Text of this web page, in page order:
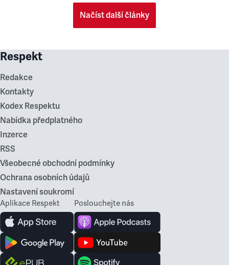
Načíst další články
Respekt
Redakce
Kontakty
Kodex Respektu
Nabídka předplatného
Inzerce
RSS
Všeobecné obchodní podmínky
Ochrana osobních údajů
Nastavení soukromí
Aplikace Respekt Poslouchejte nás